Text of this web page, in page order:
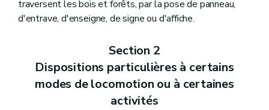
traversent les bois et forêts, par la pose de panneau,
d'entrave, d'enseigne, de signe ou d'affiche.
Section 2
Dispositions particulières à certains
modes de locomotion ou à certaines
activités